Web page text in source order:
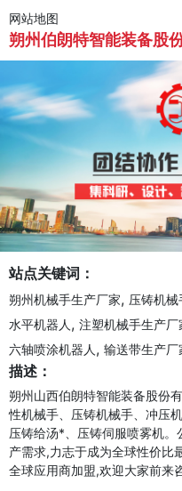
网站地图
朔州伯朗特智能装备股
站点关键词：
朔州机械手生产厂家, 压铸机械
水平机器人 , 注塑机械手生产厂
六轴喷涂机器人 , 输送带生产厂
描述：
朔州山西伯朗特智能装备股份
性机械手、压铸机械手、冲压
压铸给汤*、压铸伺服喷雾机
产需求,力志于成为全球性价比
全球应用商加盟,欢迎大家前来